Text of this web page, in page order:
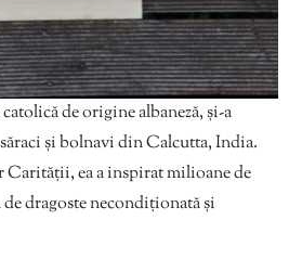
de origine albaneză, și-a
și bolnavi din Calcutta, India.
ea a inspirat milioane de
dragoste necondiționată și